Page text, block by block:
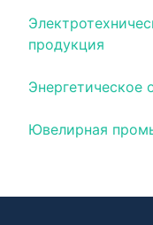
продукция
Энергетическое
Ювелирная